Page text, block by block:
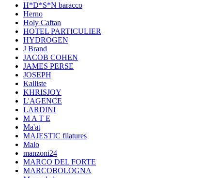
H*D*S*N baracco
Herno
Holy Caftan
HOTEL PARTICULIER
HYDROGEN
J Brand
JACOB COHEN
JAMES PERSE
JOSEPH
Kalliste
KHRISJOY
L'AGENCE
LARDINI
M A T E
Ma'at
MAJESTIC filatures
Malo
manzoni24
MARCO DEL FORTE
MARCOBOLOGNA